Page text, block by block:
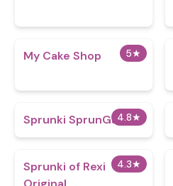
5★
My Cake Shop
4.8★
Sprunki SprunGame
4.3★
Sprunki of Rexi